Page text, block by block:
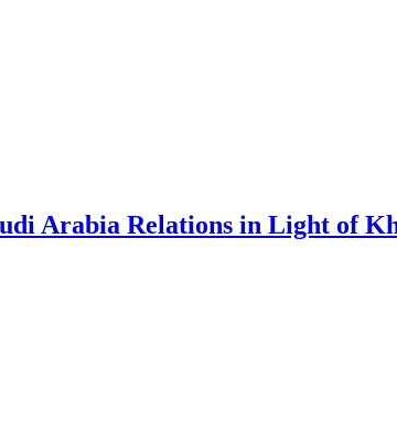
Arabia Relations in Light of